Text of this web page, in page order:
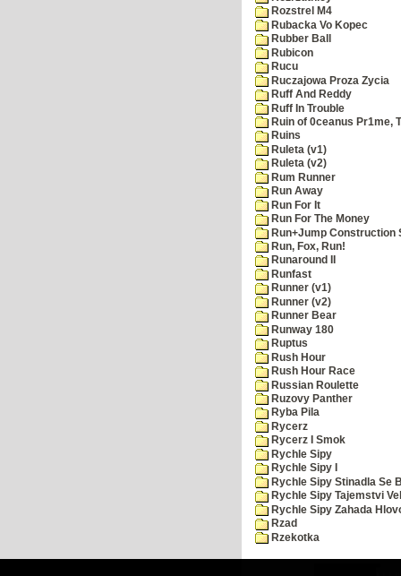
Rozstrel M4
Rubacka Vo Kopec
Rubber Ball
Rubicon
Rucu
Ruczajowa Proza Zycia
Ruff And Reddy
Ruff In Trouble
Ruin of 0ceanus Pr1me,
Ruins
Ruleta (v1)
Ruleta (v2)
Rum Runner
Run Away
Run For It
Run For The Money
Run+Jump Construction
Run, Fox, Run!
Runaround II
Runfast
Runner (v1)
Runner (v2)
Runner Bear
Runway 180
Ruptus
Rush Hour
Rush Hour Race
Russian Roulette
Ruzovy Panther
Ryba Pila
Rycerz
Rycerz I Smok
Rychle Sipy
Rychle Sipy I
Rychle Sipy Stinadla Se
Rychle Sipy Tajemstvi
Rychle Sipy Zahada
Rzad
Rzekotka